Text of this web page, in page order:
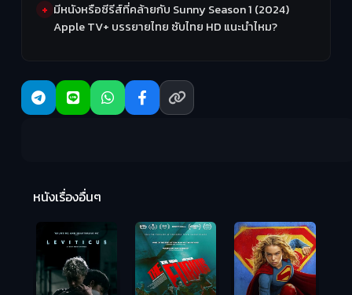
มีหนังหรือซีรีส์ที่คล้ายกับ Sunny Season 1 (2024)
Apple TV+ บรรยายไทย ซับไทย HD แนะนำไหม?
หนังเรื่องอื่นๆ